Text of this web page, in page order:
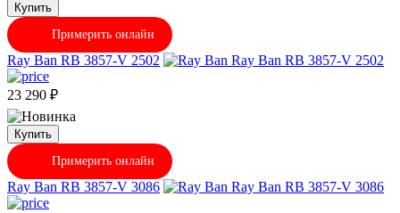
Купить
Примерить онлайн
Ray Ban RB 3857-V 2502
23 290 ₽
Купить
Примерить онлайн
Ray Ban RB 3857-V 3086